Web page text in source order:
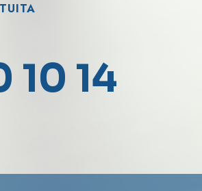
10 14